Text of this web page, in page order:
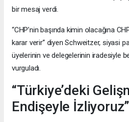
bir mesaj verdi.
“CHP’nin başında kimin olacağına
karar verir” diyen Schweitzer, siyasi
üyelerinin ve delegelerinin iradesiyle
vurguladı.
“Türkiye’deki
Endişeyle İzliyoruz”